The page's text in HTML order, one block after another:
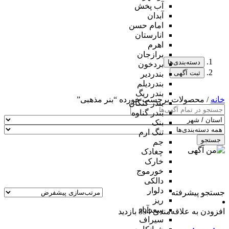
آب پخش
آبدان
امام حسن
انارستان
اهرم
برازجان
بردخون
بندردیر
بندردیلم
بندر ریگ
بندر کنگان
بندر گناوه
بنک
تنگ ارم
جم
چغادک
خارک
خورموج
دالکی
دلوار
ریز
سعدآباد
سیراف
دسته‌بندی‌ها
ثبت آگهی
خانه / محصولات برچسب خورده “بنر مذهبی”
جستجو
جستجو پیشرفته
افزودن به علاقه‌مندی 894 بازدید